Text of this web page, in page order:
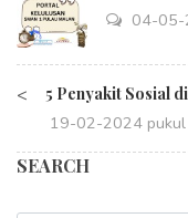
04-05-
< 5 Penyakit Sosial
19-02-2024
SEARCH